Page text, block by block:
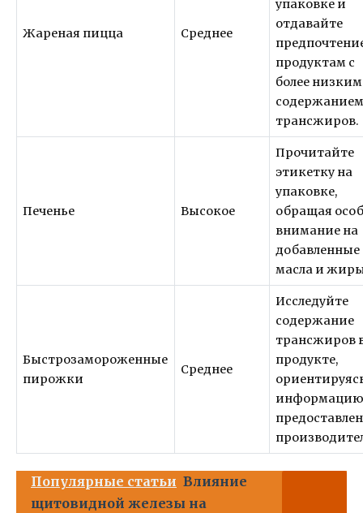
Жареная пицца Среднее
упаковке и
отдавайте
продуктам с
более низким
трансжиров.
Печенье Высокое
Прочитайте
этикетку на
упаковке,
обращая
внимание на
добавленные
масла и
Быстрозамороженные
пирожки
Среднее
Исследуйте
содержание
трансжиров
продукте,
Популярные статьи Влияние
щитовидной железы на